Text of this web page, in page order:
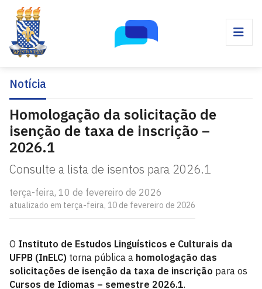
Notícia
Homologação da solicitação de
isenção de taxa de inscrição –
2026.1
Consulte a lista de isentos para 2026.1
terça-feira, 10 de fevereiro de 2026
atualizado em terça-feira, 10 de fevereiro de 2026
O Instituto de Estudos Linguísticos e Culturais da
UFPB (InELC) torna pública a homologação das
solicitações de isenção da taxa de inscrição para os
Cursos de Idiomas – semestre 2026.1.